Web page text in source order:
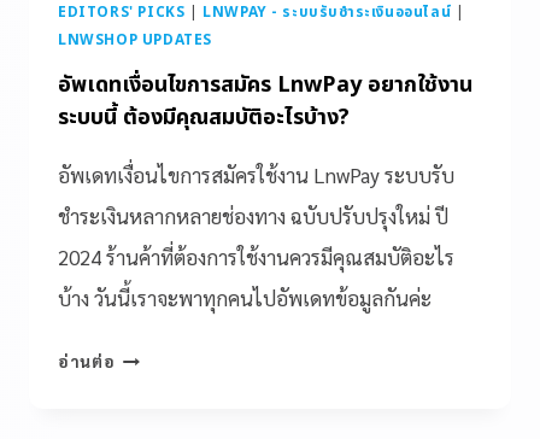
EDITORS' PICKS LNWPAY - ระบบรับชำระเงินออนไลน์
LNWSHOP UPDATES
อัพเดทเงื่อนไขการสมัคร LnwPay อยากใช้งาน
ระบบนี้ ต้องมีคุณสมบัติอะไรบ้าง?
อัพเดทเงื่อนไขการสมัครใช้งาน LnwPay ระบบรับ
ชำระเงินหลากหลายช่องทาง ฉบับปรับปรุงใหม่ ปี
2024 ร้านค้าที่ต้องการใช้งานควรมีคุณสมบัติอะไร
บ้าง วันนี้เราจะพาทุกคนไปอัพเดทข้อมูลกันค่ะ
อ่านต่อ